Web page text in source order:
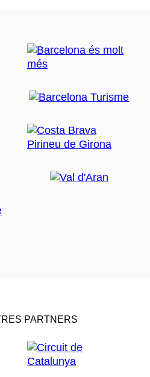
PARTNERS